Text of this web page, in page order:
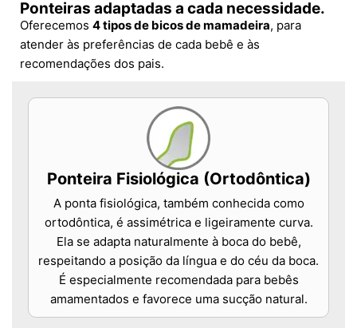
Ponteiras adaptadas a cada necessidade.
Oferecemos 4 tipos de bicos de mamadeira, para
atender às preferências de cada bebê e às
recomendações dos pais.
Ponteira Fisiológica (Ortodôntica)
A ponta fisiológica, também conhecida como
ortodôntica, é assimétrica e ligeiramente curva.
Ela se adapta naturalmente à boca do bebê,
respeitando a posição da língua e do céu da boca.
É especialmente recomendada para bebês
amamentados e favorece uma sucção natural.